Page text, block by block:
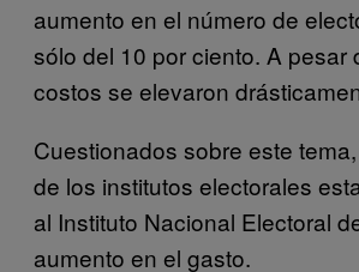
aumento en el número de
sólo del 10 por ciento. A pesar
costos se elevaron
Cuestionados sobre este
de los institutos electorales
al Instituto Nacional Electoral
aumento en el gasto.